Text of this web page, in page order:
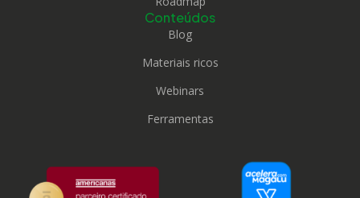
Conteúdos
Blog
Materiais ricos
Webinars
Ferramentas